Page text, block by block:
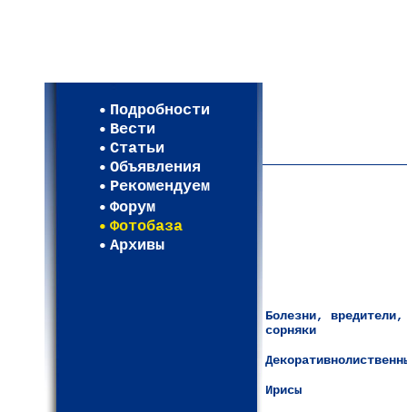
Подробности
Вести
Статьи
Объявления
Рекомендуем
Форум
Фотобаза
Архивы
Болезни, вредители,
сорняки
Ирисы